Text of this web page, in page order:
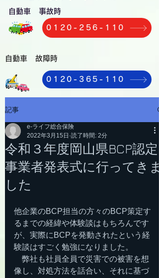
自動車 事故時
0120-256-110
自動車 故障時
0120-365-110
記事
令和３年度岡山県BCP認定
事業者発表式に行ってきま
した
e-ライフ総合保険
2022年3月15日 読了時間: 2分
他企業のBCP担当の方々のBCP策定す
るまでの経緯や体験談はもちろんです
が、実際にBCPを発動されたという経
験談はすごく勉強になりました。
弊社も社員全員で災害での被害を想
像し、対処方法を話合い、それに基づ